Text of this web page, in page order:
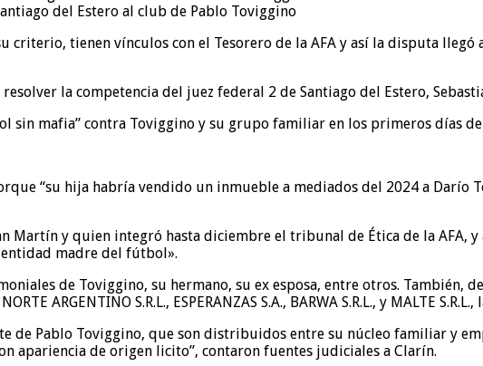
del Estero al club de Pablo Toviggino
tienen vínculos con el Tesorero de la AFA y así la disputa llegó
la competencia del juez federal 2 de Santiago del Estero,
sin mafia” contra Toviggino y su grupo familiar en los primeros días
“su hija habría vendido un inmueble a mediados del 2024 a Darío
Martín y quien integró hasta diciembre el tribunal de Ética de la AFA,
entidad madre del fútbol».
de Toviggino, su hermano, su ex esposa, entre otros. También,
ARGENTINO S.R.L., ESPERANZAS S.A., BARWA S.R.L., y MALTE
de Pablo Toviggino, que son distribuidos entre su núcleo familiar y
apariencia de origen licito”, contaron fuentes judiciales a Clarín.